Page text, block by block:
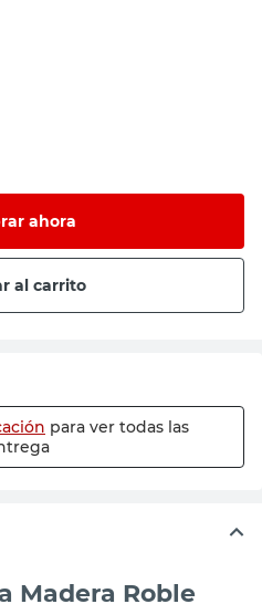
ahora
al carrito